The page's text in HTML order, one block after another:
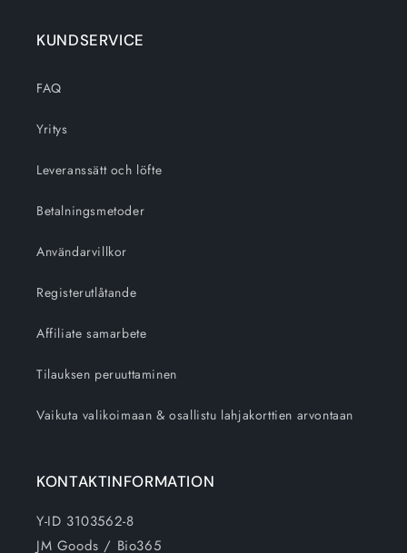
KUNDSERVICE
FAQ
Yritys
Leveranssätt och löfte
Betalningsmetoder
Användarvillkor
Registerutlåtande
Affiliate samarbete
Tilauksen peruuttaminen
Vaikuta valikoimaan & osallistu lahjakorttien arvontaan
KONTAKTINFORMATION
Y-ID 3103562-8
JM Goods / Bio365